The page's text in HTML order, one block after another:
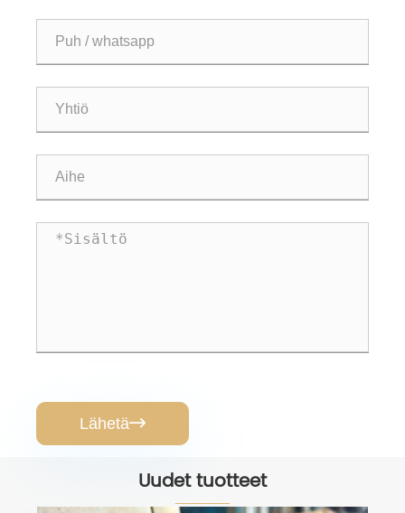
Lähetä
Uudet tuotteet